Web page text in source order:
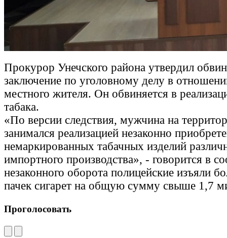
Прокурор Унечского района утвердил
заключение по уголовному делу в
местного жителя. Он обвиняется в
табака.
«По версии следствия, мужчина на
занимался реализацией незаконно
немаркированных табачных изделий
импортного производства», - говорится в
незаконного оборота полицейские изъяли
пачек сигарет на общую сумму свыше 1,7
Проголосовать